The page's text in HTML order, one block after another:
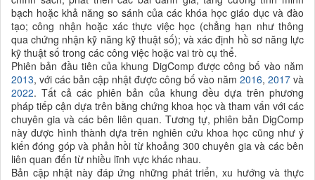
bạch hoặc khả năng so sánh của các khóa học giáo dục và đào
tạo; công nhận hoặc xác thực việc học (chẳng hạn như thông
qua chứng nhận kỹ năng kỹ thuật số); và xác định hồ sơ năng lực
kỹ thuật số trong các công việc hoặc vai trò cụ thể.
Phiên bản đầu tiên của khung DigComp được công bố vào năm
2013, với các bản cập nhật được công bố vào năm 2016, 2017 và
2022. Tất cả các phiên bản của khung đều dựa trên phương
pháp tiếp cận dựa trên bằng chứng khoa học và tham vấn với các
chuyên gia và các bên liên quan. Tương tự, phiên bản DigComp
này được hình thành dựa trên nghiên cứu khoa học cũng như ý
kiến đóng góp và phản hồi từ khoảng 300 chuyên gia và các bên
liên quan đến từ nhiều lĩnh vực khác nhau.
Bản cập nhật này đáp ứng những phát triển, xu hướng và thực